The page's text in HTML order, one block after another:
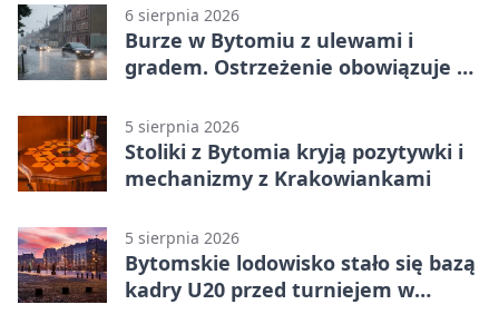
6 sierpnia 2026
Burze w Bytomiu z ulewami i
gradem. Ostrzeżenie obowiązuje do
5 sierpnia 2026
Stoliki z Bytomia kryją pozytywki i
mechanizmy z Krakowiankami
5 sierpnia 2026
Bytomskie lodowisko stało się bazą
kadry U20 przed turniejem w